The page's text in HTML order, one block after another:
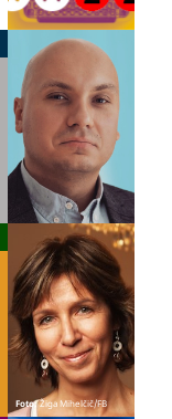
Foto:Žiga Mihelčič/FB